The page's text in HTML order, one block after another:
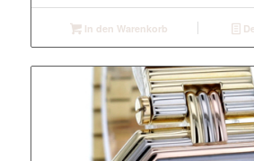
In den Warenkorb